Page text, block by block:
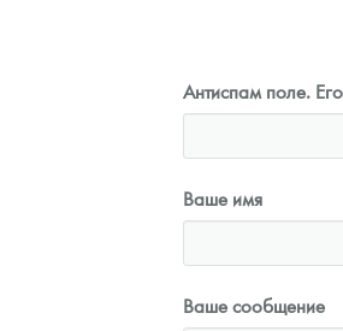
Антиспам поле.
Ваше имя
Ваше сообщение